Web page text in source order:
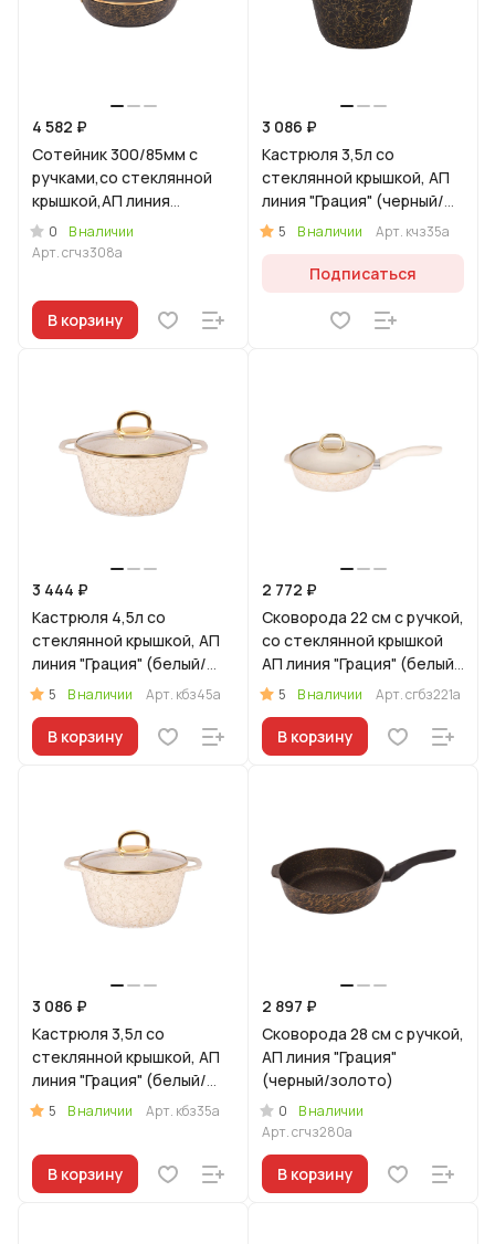
4 582 ₽
Сотейник 300/85мм с
ручками,со стеклянной
крышкой,АП линия
"Грация"(черный/золото)
0
В наличии
Арт.сгчз308а
В корзину
3 086 ₽
Кастрюля 3,5л со
стеклянной крышкой, АП
линия "Грация" (черный/
золото)
5 В наличии Арт. кчз35а
Подписаться
3 444 ₽
Кастрюля 4,5л со
стеклянной крышкой, АП
линия "Грация" (белый/
золото)
5 В наличии Арт. кбз45а
В корзину
2 772 ₽
Сковорода 22 см с ручкой,
со стеклянной крышкой
АП линия "Грация" (белый/
золото)
5 В наличии Арт.сгбз221а
В корзину
3 086 ₽
Кастрюля 3,5л со
стеклянной крышкой, АП
линия "Грация" (белый/
золото)
5 В наличии Арт. кбз35а
В корзину
2 897 ₽
Сковорода 28 см с ручкой,
АП линия "Грация"
(черный/золото)
0
В наличии
Арт.сгчз280а
В корзину